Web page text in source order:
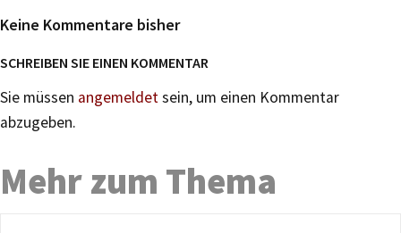
Keine Kommentare bisher
SCHREIBEN SIE EINEN KOMMENTAR
Sie müssen angemeldetsein, um einen Kommentar
abzugeben.
Mehr zum Thema